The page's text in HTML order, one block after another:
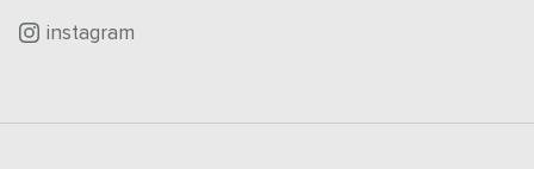
instagram